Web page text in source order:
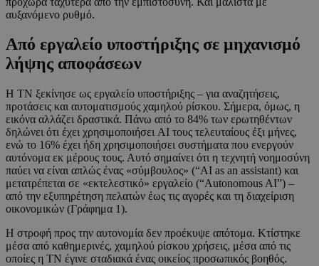
αυξανόμενο ρυθμό.
Από εργαλείο υποστήριξης σε μηχανισμό
λήψης αποφάσεων
Η ΤΝ ξεκίνησε ως εργαλείο υποστήριξης – για αναζητήσεις,
προτάσεις και αυτοματισμούς χαμηλού ρίσκου. Σήμερα, όμως, η
εικόνα αλλάζει δραστικά. Πάνω από το 84% των ερωτηθέντων
δηλώνει ότι έχει χρησιμοποιήσει AI τους τελευταίους έξι μήνες,
ενώ το 16% έχει ήδη χρησιμοποιήσει συστήματα που ενεργούν
αυτόνομα εκ μέρους τους. Αυτό σημαίνει ότι η τεχνητή νοημοσύνη
παύει να είναι απλώς ένας «σύμβουλος» (“AI as an assistant) και
μετατρέπεται σε «εκτελεστικό» εργαλείο (“Autonomous AI”) –
από την εξυπηρέτηση πελατών έως τις αγορές και τη διαχείριση
οικονομικών (Γράφημα 1).
Η στροφή προς την αυτονομία δεν προέκυψε απότομα. Κτίστηκε
μέσα από καθημερινές, χαμηλού ρίσκου χρήσεις, μέσα από τις
οποίες η ΤΝ έγινε σταδιακά ένας οικείος προσωπικός βοηθός.